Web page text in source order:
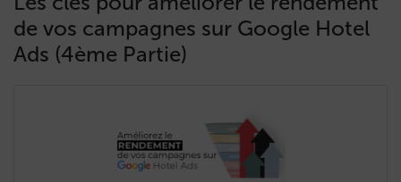
de vos campagnes sur Google Hotel
Ads (4ème Partie)